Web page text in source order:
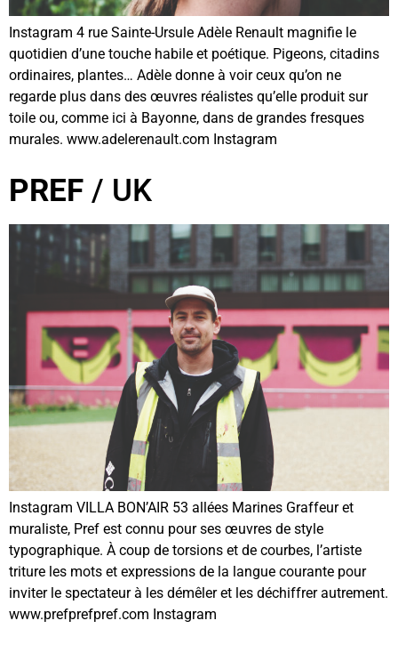
Instagram 4 rue Sainte-Ursule Adèle Renault magnifie le
quotidien d’une touche habile et poétique. Pigeons, citadins
ordinaires, plantes… Adèle donne à voir ceux qu’on ne
regarde plus dans des œuvres réalistes qu’elle produit sur
toile ou, comme ici à Bayonne, dans de grandes fresques
murales. www.adelerenault.com Instagram
PREF / UK
Instagram VILLA BON’AIR 53 allées Marines Graffeur et
muraliste, Pref est connu pour ses œuvres de style
typographique. À coup de torsions et de courbes, l’artiste
triture les mots et expressions de la langue courante pour
inviter le spectateur à les démêler et les déchiffrer autrement.
www.prefprefpref.com Instagram